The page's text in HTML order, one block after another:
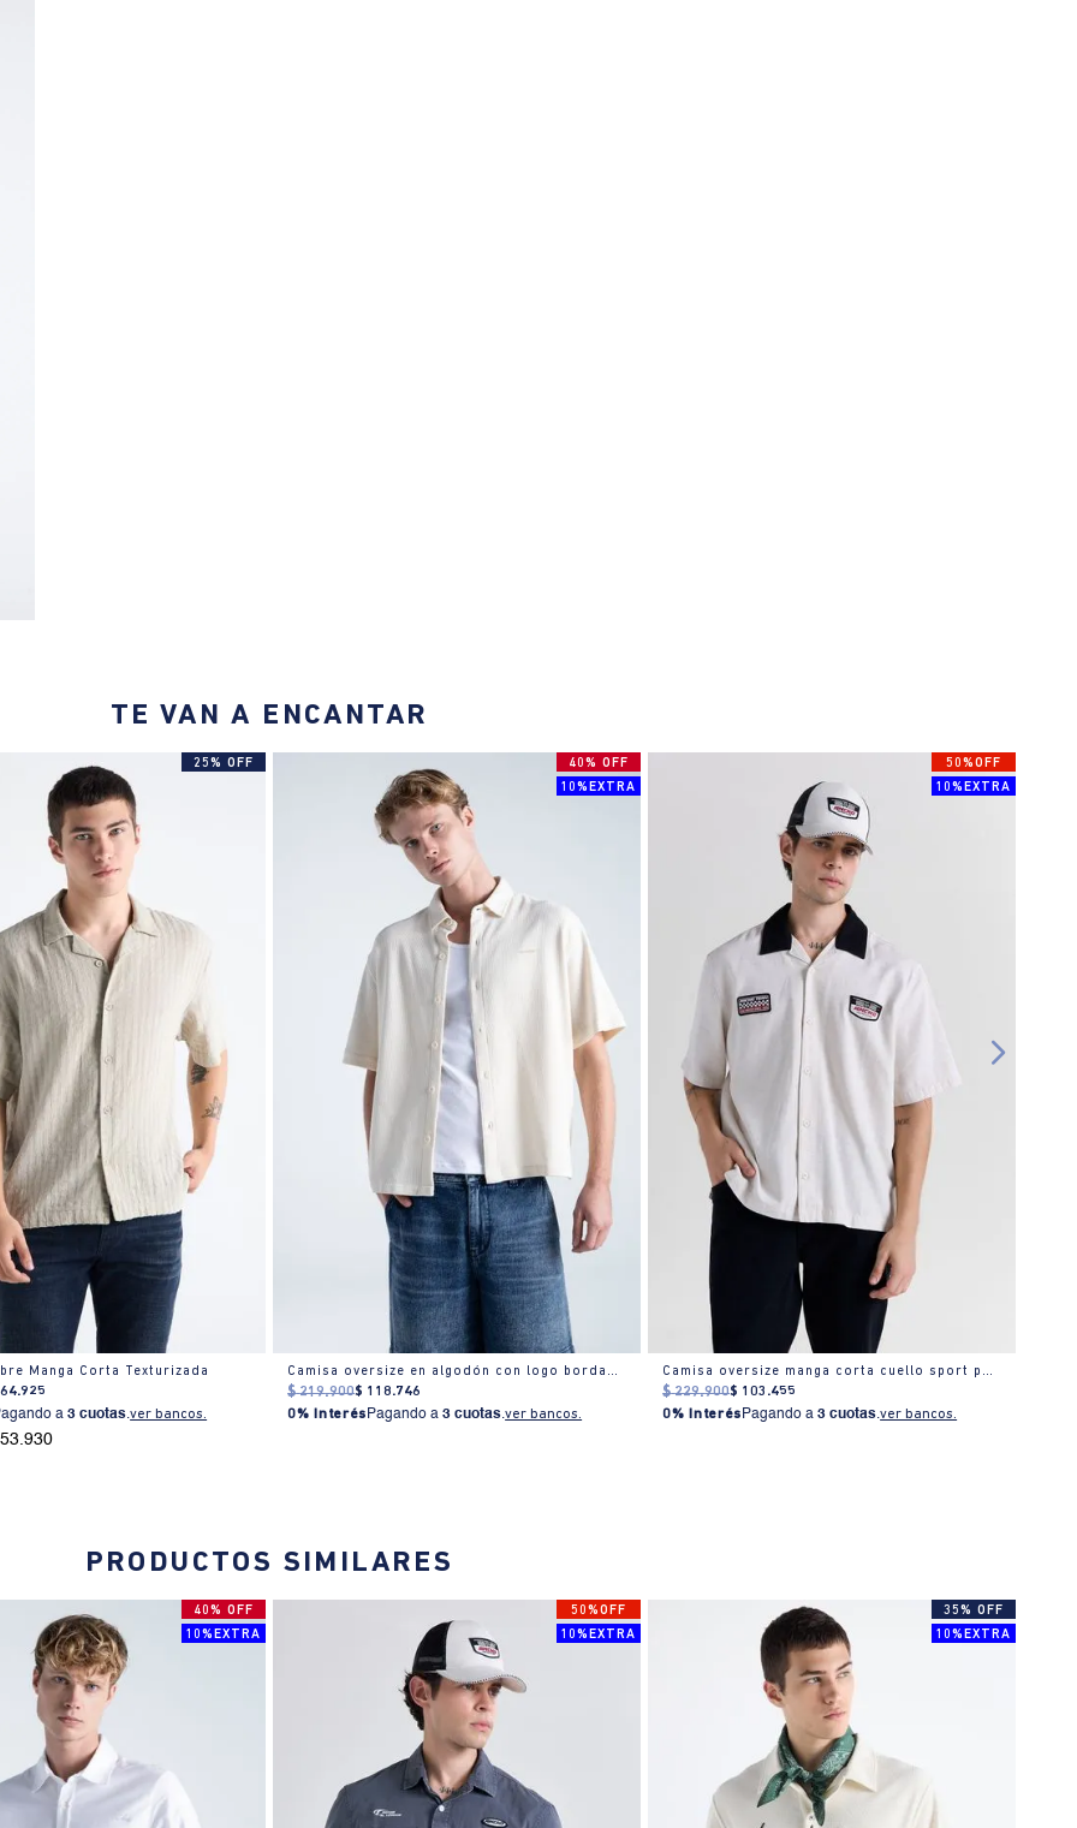
TE VAN A ENCANTAR
25% OFF
Manga Corta Texturizada
.925
a3 cuotas.ver bancos.
40% OFF
10%EXTRA
Camisa oversize en algodón con logo bordado
$ 219.900$ 118.746
0% Interés Pagando a3 cuotas.ver bancos.
50%OFF
10%EXTRA
Camisa oversize manga corta cuello sport para hombre
$ 229.900$ 103 .455
0% Interés Pagando a3 cuotas.ver bancos.
PRODUCTOS SIMILARES
40% OFF
10%EXTRA
50%OFF
10%EXTRA
35% OFF
10%EXTRA